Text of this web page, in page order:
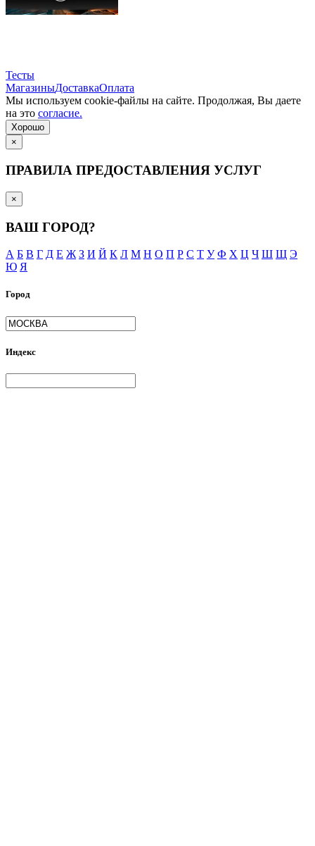
Тесты
МагазиныДоставкаОплата
Мы используем cookie-файлы на сайте. Продолжая, Вы даете
на это согласие.
Хорошо
×
ПРАВИЛА ПРЕДОСТАВЛЕНИЯ УСЛУГ
×
ВАШ ГОРОД?
А Б В Г Д Е Ж З И Й К Л М Н О П Р С Т У Ф Х Ц Ч Ш Щ Э
Ю Я
Город
Индекс